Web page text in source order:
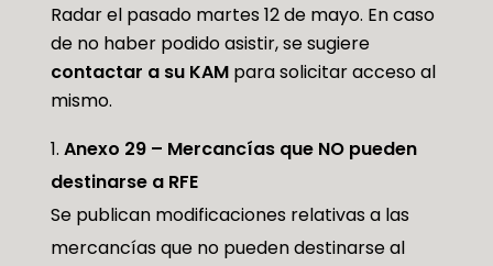
Radar el pasado martes 12 de mayo. En caso
de no haber podido asistir, se sugiere
contactar a su KAMpara solicitar acceso al
mismo.
Anexo 29 – Mercancías que NO pueden
destinarse a RFE
Se publican modificaciones relativas a las
mercancías que no pueden destinarse al